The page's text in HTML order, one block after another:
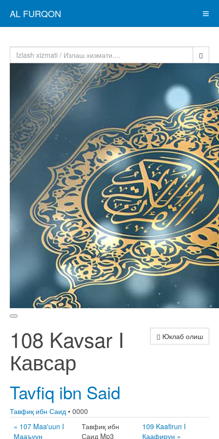
AL FURQON
Юклаб олиш
108 Kavsar I
Кавсар
Tavfiq ibn Said
Тавфиқ ибн Саид • 0000
« 107 Maa'uun I
Мааъуун
Тавфиқ ибн
Саид Mp3
109 Kaafirun I
Каафирун »